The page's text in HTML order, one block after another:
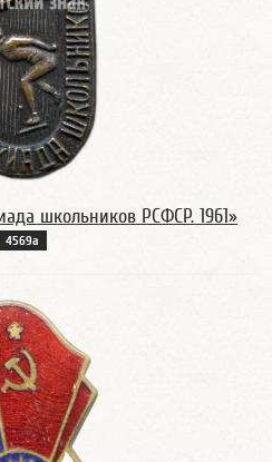
школьников РСФСР. 1961»
4569а